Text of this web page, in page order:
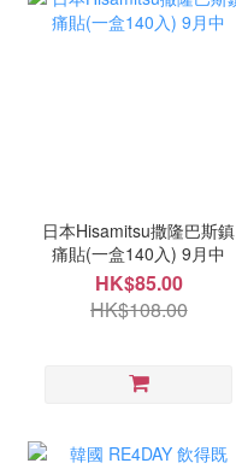
日本Hisamitsu撒隆巴斯鎮
痛貼(一盒140入) 9月中
HK$85.00
HK$108.00